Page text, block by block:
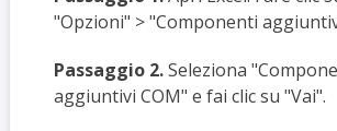
"Opzioni" > "Componenti
Passaggio 2.Seleziona
aggiuntivi COM" e fai clic su "Vai".